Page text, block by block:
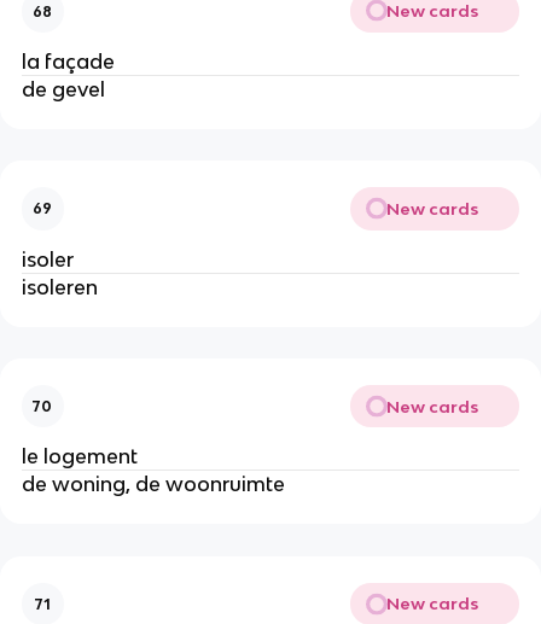
68 New cards
la façade
de gevel
69 New cards
isoler
isoleren
70 New cards
le logement
de woning, de woonruimte
71 New cards